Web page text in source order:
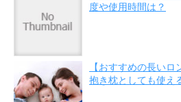
度や使用時間は？
【おすすめの長い
抱き枕としても使え